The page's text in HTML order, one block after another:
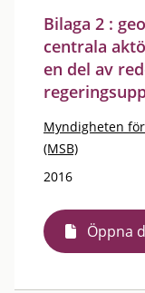
Bilaga 2 :
centrala
en del av
Myndigheten
(MSB)
2016
Öppna